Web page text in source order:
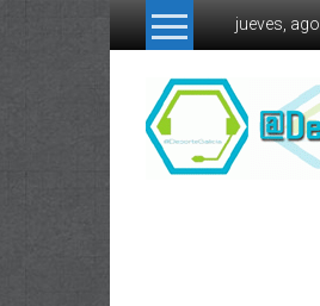
Skip to content
jueves,